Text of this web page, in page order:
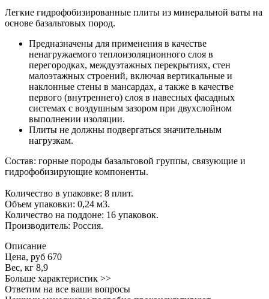
Легкие гидрофобизированные плиты из минеральной ваты на
основе базальтовых пород.
Предназначены для применения в качестве
ненагружаемого теплоизоляционного слоя в
перегородках, междуэтажных перекрытиях, стен
малоэтажных строений, включая вертикальные и
наклонные стены в мансардах, а также в качестве
первого (внутреннего) слоя в навесных фасадных
системах с воздушным зазором при двухслойном
выполнении изоляции.
Плиты не должны подвергаться значительным
нагрузкам.
Состав: горные породы базальтовой группы, связующие и
гидрофобизирующие компоненты.
Количество в упаковке: 8 плит.
Объем упаковки: 0,24 м3.
Количество на поддоне: 16 упаковок.
Производитель: Россия.
Описание
Цена, руб 670
Вес, кг 8,9
Больше характеристик >>
Ответим на все ваши вопросы